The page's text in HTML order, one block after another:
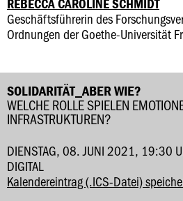
REBECCA CAROLINE SCHMIDT
Geschäftsführerin des
Ordnungen der Goethe-Universität
SOLIDARITÄT_ABER WIE?
WELCHE ROLLE SPIELEN
INFRASTRUKTUREN?
DIENSTAG, 08. JUNI 2021, 19:30
DIGITAL
Kalendereintrag (.ICS-Datei)